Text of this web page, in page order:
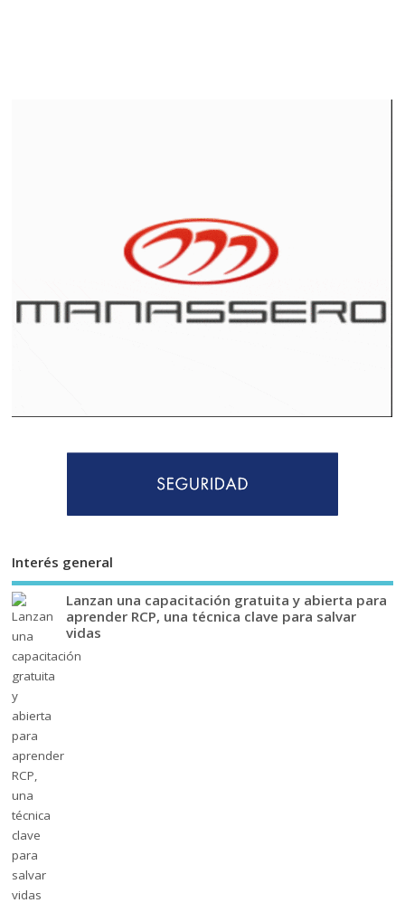
Interés general
Lanzan una capacitación gratuita y abierta para
aprender RCP, una técnica clave para salvar
vidas